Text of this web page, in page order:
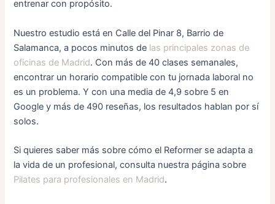
entrenar con propósito.
Nuestro estudio está en Calle del Pinar 8, Barrio de
Salamanca, a pocos minutos de las principales zonas de
oficinas de Madrid. Con más de 40 clases semanales,
encontrar un horario compatible con tu jornada laboral no
es un problema. Y con una media de 4,9 sobre 5 en
Google y más de 490 reseñas, los resultados hablan por sí
solos.
Si quieres saber más sobre cómo el Reformer se adapta a
la vida de un profesional, consulta nuestra página sobre
Pilates para profesionales en Madrid.